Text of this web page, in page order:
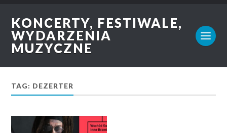
KONCERTY, FESTIWALE,
WYDARZENIA
MUZYCZNE
TAG: DEZERTER